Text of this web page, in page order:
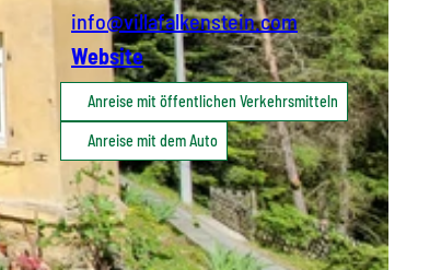
info@villafalkenstein.com
Website
Anreise mit öffentlichen Verkehrsmitteln
Anreise mit dem Auto